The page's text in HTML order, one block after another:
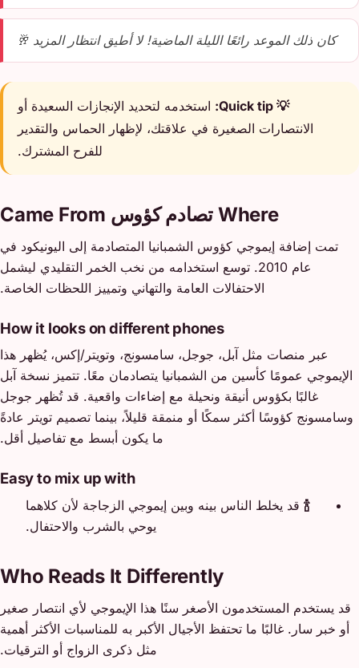
كان ذلك الموعد رائعًا الليلة الماضية! لا أطيق انتظار المزيد 🥂
💡 Quick tip:
استخدمه لتحديد الإنجازات السعيدة أو
الانتصارات الصغيرة في علاقتك، لإظهار الحماس والتقدير
للفرح المشترك.
Where تصادم كؤوس Came From
تمت إضافة إيموجي كؤوس الشمبانيا المتصادمة إلى اليونيكود في
عام 2010. توسع استخدامه من نخب الخمر التقليدي ليشمل
الاحتفالات العامة والتهاني وتمييز اللحظات الخاصة.
How it looks on different phones
عبر منصات مثل آبل، جوجل، سامسونج، وتويتر/إكس، يُظهر هذا
الإيموجي عمومًا كأسين من الشمبانيا يتصادمان معًا. تتميز نسخة آبل
غالبًا بكؤوس أنيقة ونحيلة مع إضاءات واقعية. قد تُظهر جوجل
وسامسونج كؤوسًا أكثر سمكًا أو منمقة قليلاً، بينما تصميم تويتر عادةً
ما يكون أبسط مع تفاصيل أقل.
Easy to mix up with
🍾 قد يخلط الناس بينه وبين إيموجي الزجاجة لأن كلاهما
يوحي بالشرب والاحتفال.
Who Reads It Differently
قد يستخدم المستخدمون الأصغر سنًا هذا الإيموجي لأي انتصار صغير
أو خبر سار. غالبًا ما تحتفظ الأجيال الأكبر به للمناسبات الأكثر أهمية
مثل ذكرى الزواج أو الترقيات.